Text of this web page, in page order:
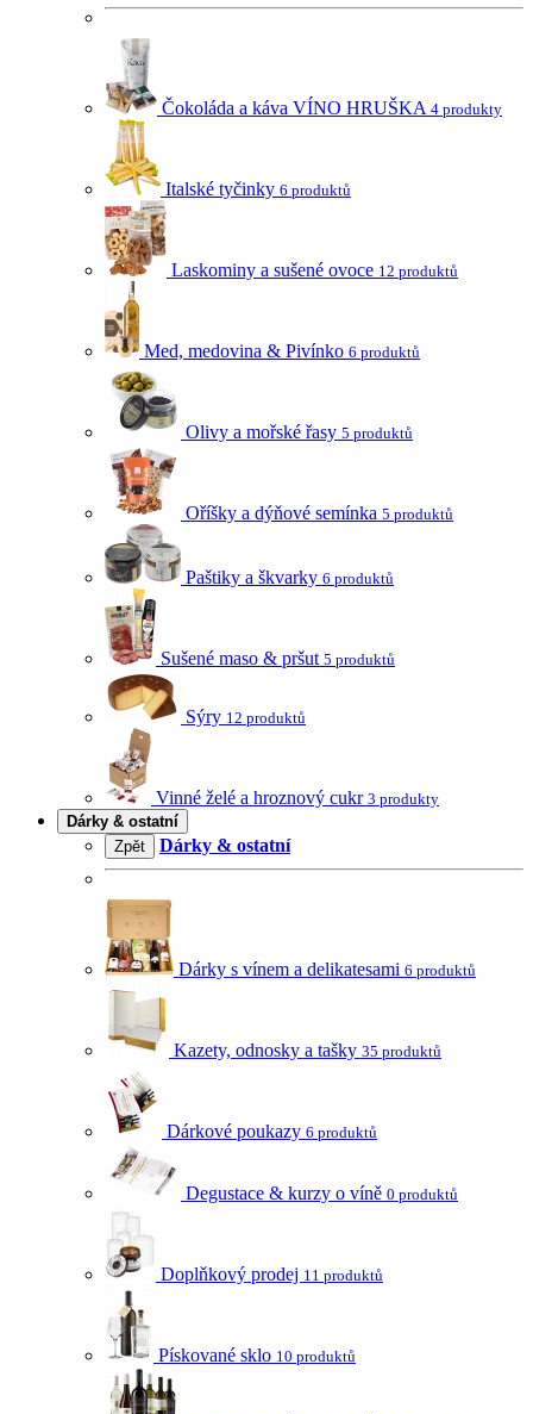
Čokoláda a káva VÍNO HRUŠKA 4 produkty
Italské tyčinky 6 produktů
Laskominy a sušené ovoce 12 produktů
Med, medovina & Pivínko 6 produktů
Olivy a mořské řasy 5 produktů
Oříšky a dýňové semínka 5 produktů
Paštiky a škvarky 6 produktů
Sušené maso & pršut 5 produktů
Sýry 12 produktů
Vinné želé a hroznový cukr 3 produkty
Dárky & ostatní
Zpět
Dárky & ostatní
Dárky s vínem a delikatesami 6 produktů
Kazety, odnosky a tašky 35 produktů
Dárkové poukazy 6 produktů
Degustace & kurzy o víně 0 produktů
Doplňkový prodej 11 produktů
Pískované sklo 10 produktů